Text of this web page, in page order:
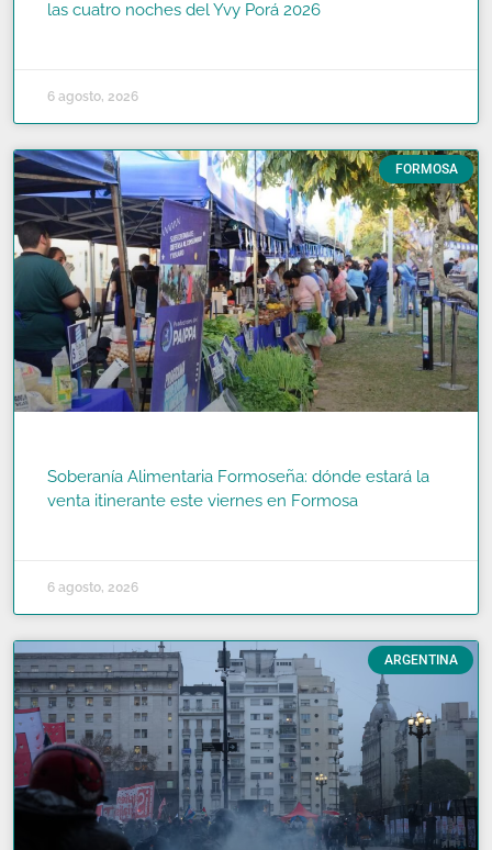
las cuatro noches del Yvy Porá 2026
6 agosto, 2026
FORMOSA
Soberanía Alimentaria Formoseña: dónde estará la
venta itinerante este viernes en Formosa
6 agosto, 2026
ARGENTINA